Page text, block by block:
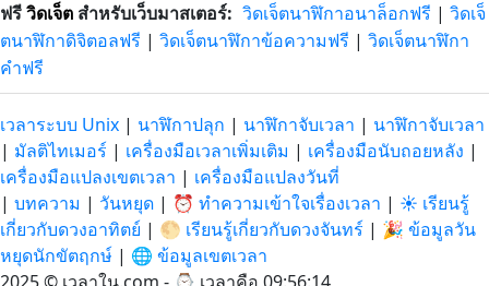
ฟรีวิดเจ็ต สำหรับเว็บมาสเตอร์: วิดเจ็ตนาฬิกาอนาล็อกฟรี | วิดเจ็
ตนาฬิกาดิจิตอลฟรี | วิดเจ็ตนาฬิกาข้อความฟรี | วิดเจ็ตนาฬิกา
คำฟรี
เวลาระบบ Unix | นาฬิกาปลุก | นาฬิกาจับเวลา | นาฬิกาจับเวลา
| มัลติไทเมอร์ | เครื่องมือเวลาเพิ่มเติม | เครื่องมือนับถอยหลัง |
เครื่องมือแปลงเขตเวลา | เครื่องมือแปลงวันที่
| บทความ | วันหยุด | ⏰ ทำความเข้าใจเรื่องเวลา | ☀️ เรียนรู้
เกี่ยวกับดวงอาทิตย์ | 🌕 เรียนรู้เกี่ยวกับดวงจันทร์ | 🎉 ข้อมูลวัน
หยุดนักขัตฤกษ์ | 🌐 ข้อมูลเขตเวลา